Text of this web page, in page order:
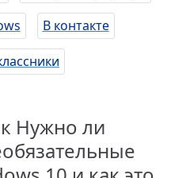
В контакте
Нужно ли